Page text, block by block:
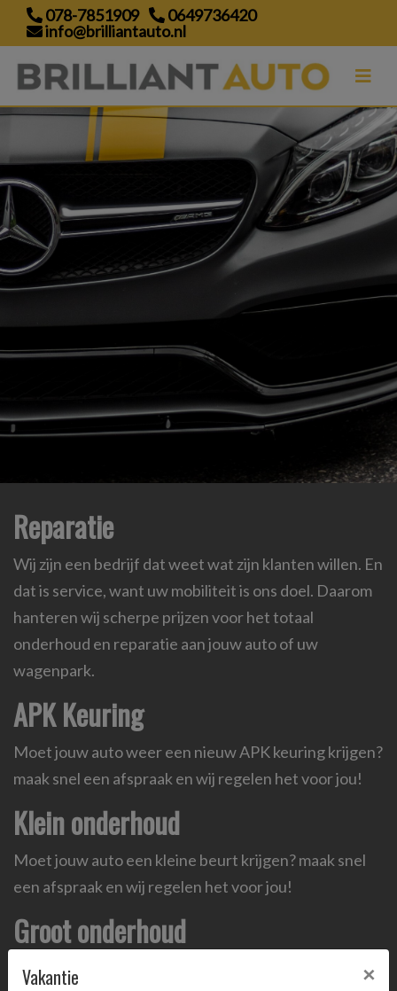
078-7851909
0649736420
info@brilliantauto.nl
Reparatie
Wij zijn een bedrijf dat weet wat zijn klanten willen. En
dat is service, want uw mobiliteit is ons doel. Daarom
hanteren wij scherpe prijzen voor het totaal
onderhoud en reparatie aan jouw auto of uw
wagenpark.
APK Keuring
Moet jouw auto weer een nieuw APK keuring krijgen?
maak snel een afspraak en wij regelen het voor jou!
Klein onderhoud
Moet jouw auto een kleine beurt krijgen? maak snel
een afspraak en wij regelen het voor jou!
Groot onderhoud
Om jouw auto in top conditie te houden zul je
Vakantie ×